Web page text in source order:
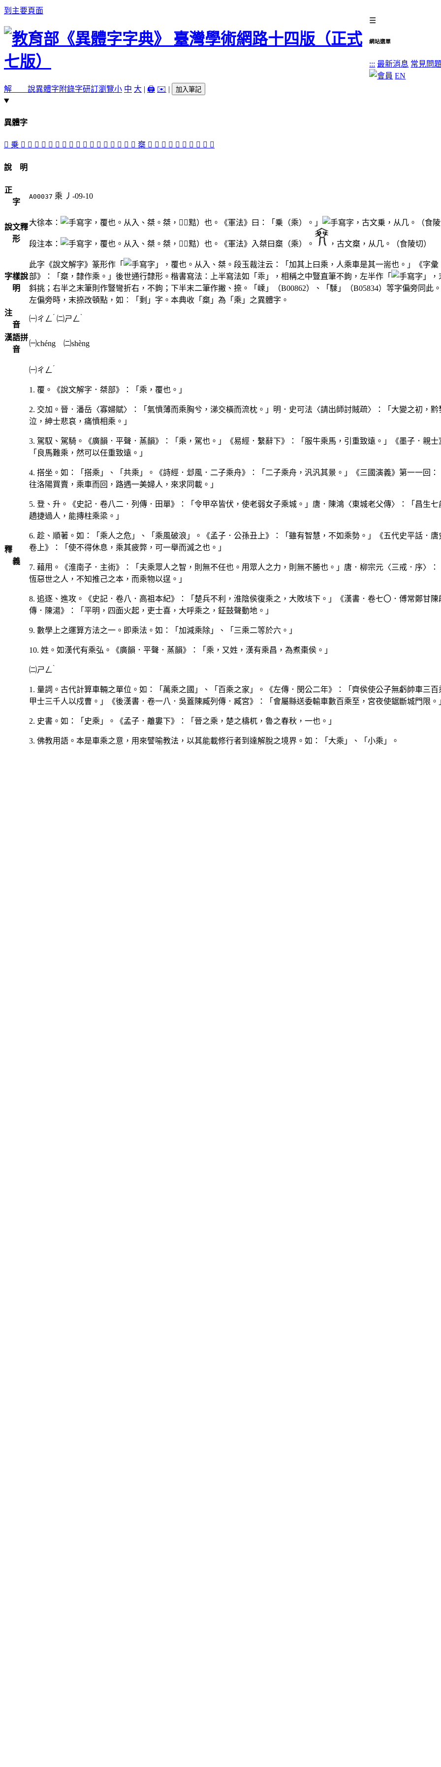
到主要頁面
☰
網站選單
::: 最新消息 常見問
EN
解 說異體字 附錄字研訂瀏覽小 中 大 | 🖨️ ✉️ | 加入筆記
異體字
󰂏 乗 󰂔 󰂊 󰂒 󰂂 󰂌 󰂍 󰂎 󰂄 󰂐 𠅞 𠅟 𠓸 󰂓 𠨇 󰂋 󰂉 󰂑 椉 𣔕 󰂃 󰂈 󰂇 󰂁 𨌤 󰂅 𨍱 󰂀 𠓽
說 明
正
字
A00037 乘 丿-09-10
說文釋
形
大徐本： ，覆也。从入、桀。桀，󶿐（黠）也。《軍法》曰：「乗（乘）。」 ，古文乗，从几。（食
段注本： ，覆也。从入、桀。桀，󶿐（黠）也。《軍法》入桀曰椉（乘）。 ，古文椉，从几。（食陵切）
字樣說
明
此字《說文解字》篆形作「
」，覆也。从入、桀。段玉裁注云：「加其上曰乘，人乘車是其一耑也。」《字彙
部》：「椉，隸作乘。」後世通行隸形。楷書寫法：上半寫法如「乖」，相稱之中豎直筆不鉤，左半作「
」
斜挑；右半之末筆則作豎彎折右，不鉤；下半末二筆作撇、捺。「嵊」（B00862）、「騬」（B05834）等字偏旁同此
左偏旁時，末捺改頓點，如︰「剩」字。本典收「椉」為「乘」之異體字。
注
音
㈠ㄔㄥ ˊ ㈡ㄕㄥ ˋ
漢語拼
音
㈠chéng ㈡shèng
釋
義
㈠ㄔㄥ ˊ
1. 覆。《說文解字．桀部》：「乘，覆也。」
2. 交加。晉．潘岳〈寡婦賦〉：「氣憤薄而乘胸兮，涕交橫而流枕。」明．史可法〈請出師討賊疏〉：「大變之初，黔
泣，紳士悲哀，痛憤相乘。」
3. 駕馭、駕騎。《廣韻．平聲．蒸韻》：「乘，駕也。」《易經．繫辭下》：「服牛乘馬，引重致遠。」《墨子．親士
「良馬難乘，然可以任重致遠。」
4. 搭坐。如：「搭乘」、「共乘」。《詩經．邶風．二子乘舟》：「二子乘舟，汎汎其景。」《三國演義》第一一回：
往洛陽買賣，乘車而回，路遇一美婦人，來求同載。」
5. 登、升。《史記．卷八二．列傳．田單》：「令甲卒皆伏，使老弱女子乘城。」唐．陳鴻〈東城老父傳〉：「昌生七
趫捷過人，能摶柱乘梁。」
6. 趁、順著。如：「乘人之危」、「乘風破浪」。《孟子．公孫丑上》：「雖有智慧，不如乘勢。」《五代史平話．唐
卷上》：「使不得休息，乘其疲弊，可一舉而滅之也。」
7. 藉用。《淮南子．主術》：「夫乘眾人之智，則無不任也。用眾人之力，則無不勝也。」唐．柳宗元〈三戒．序〉：
恆惡世之人，不知推己之本，而乘物以逞。」
8. 追逐、進攻。《史記．卷八．高祖本紀》：「楚兵不利，淮陰侯復乘之，大敗垓下。」《漢書．卷七〇．傅常鄭甘陳
傳．陳湯》：「平明，四面火起，吏士喜，大呼乘之，鉦鼓聲動地。」
9. 數學上之運算方法之一。即乘法。如：「加減乘除」、「三乘二等於六。」
10. 姓。如漢代有乘弘。《廣韻．平聲．蒸韻》：「乘，又姓，漢有乘昌，為煮棗侯。」
㈡ㄕㄥ ˋ
1. 量詞。古代計算車輛之單位。如：「萬乘之國」、「百乘之家」。《左傳．閔公二年》：「齊侯使公子無虧帥車三百
甲士三千人以戍曹。」《後漢書．卷一八．吳蓋陳臧列傳．臧宮》：「會屬縣送委輸車數百乘至，宮夜使鋸斷城門限。
2. 史書。如：「史乘」。《孟子．離婁下》：「晉之乘，楚之檮杌，魯之春秋，一也。」
3. 佛教用語。本是車乘之意，用來譬喻教法，以其能載修行者到達解脫之境界。如：「大乘」、「小乘」。